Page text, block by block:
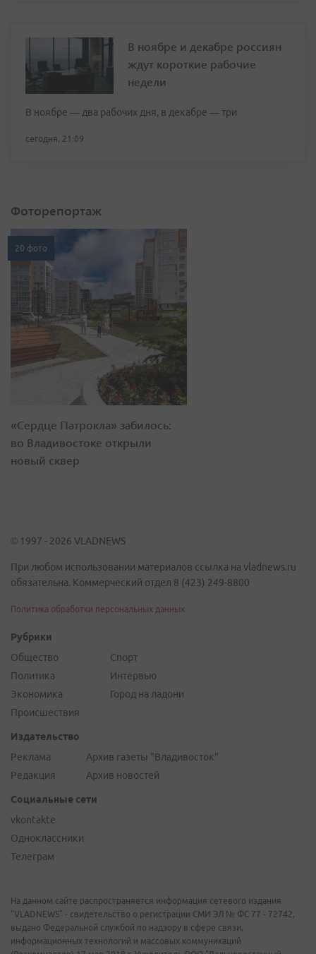
В ноябре и декабре россиян
ждут короткие рабочие
недели
В ноябре — два рабочих дня, в декабре — три
сегодня, 21:09
Фоторепортаж
20 фото
«Сердце Патрокла» забилось:
во Владивостоке открыли
новый сквер
© 1997 - 2026 VLADNEWS
При любом использовании материалов ссылка на vladnews.ru
обязательна. Коммерческий отдел 8 (423) 249-8800
Политика обработки персональных данных
Рубрики
Общество
Политика
Экономика
Происшествия
Спорт
Интервью
Город на ладони
Издательство
Реклама
Редакция
Архив газеты "Владивосток"
Архив новостей
Социальные сети
vkontakte
Одноклассники
Телеграм
На данном сайте распространяется информация сетевого издания
"VLADNEWS" - свидетельство о регистрации СМИ ЭЛ № ФС 77 - 72742,
выдано Федеральной службой по надзору в сфере связи,
информационных технологий и массовых коммуникаций